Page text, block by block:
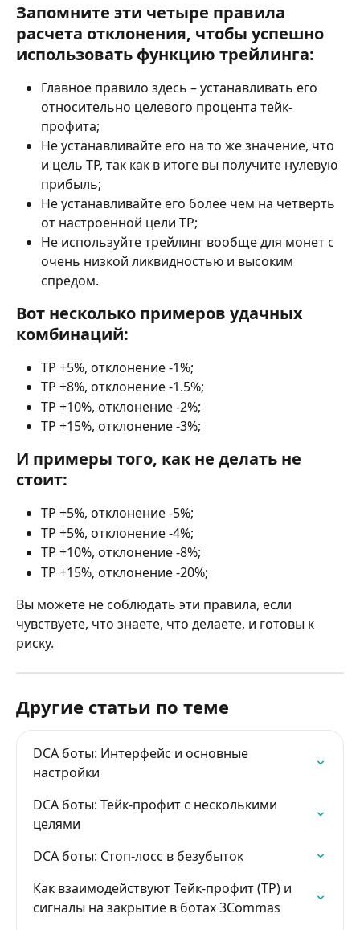
Запомните эти четыре правила
расчета отклонения, чтобы успешно
использовать функцию трейлинга:
Главное правило здесь – устанавливать его
относительно целевого процента тейк-
профита;
Не устанавливайте его на то же значение, что
и цель TP, так как в итоге вы получите нулевую
прибыль;
Не устанавливайте его более чем на четверть
от настроенной цели TP;
Не используйте трейлинг вообще для монет с
очень низкой ликвидностью и высоким
спредом.
Вот несколько примеров удачных
комбинаций:
TP +5%, отклонение -1%;
TP +8%, отклонение -1.5%;
TP +10%, отклонение -2%;
TP +15%, отклонение -3%;
И примеры того, как не делать не
стоит:
TP +5%, отклонение -5%;
TP +5%, отклонение -4%;
TP +10%, отклонение -8%;
TP +15%, отклонение -20%;
Вы можете не соблюдать эти правила, если
чувствуете, что знаете, что делаете, и готовы к
риску.
Другие статьи по теме
DCA боты: Интерфейс и основные
настройки
DCA боты: Тейк-профит с несколькими
целями
DCA боты: Стоп-лосс в безубыток
Как взаимодействуют Тейк-профит (TP) и
сигналы на закрытие в ботах 3Commas